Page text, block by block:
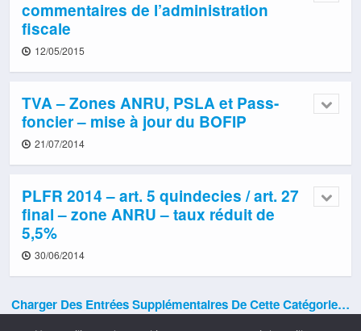
commentaires de l’administration
fiscale
12/05/2015
TVA – Zones ANRU, PSLA et Pass-
foncier – mise à jour du BOFIP
21/07/2014
PLFR 2014 – art. 5 quindecies / art. 27
final – zone ANRU – taux réduit de
5,5%
30/06/2014
Charger Des Entrées Supplémentaires De Cette Catégorie…